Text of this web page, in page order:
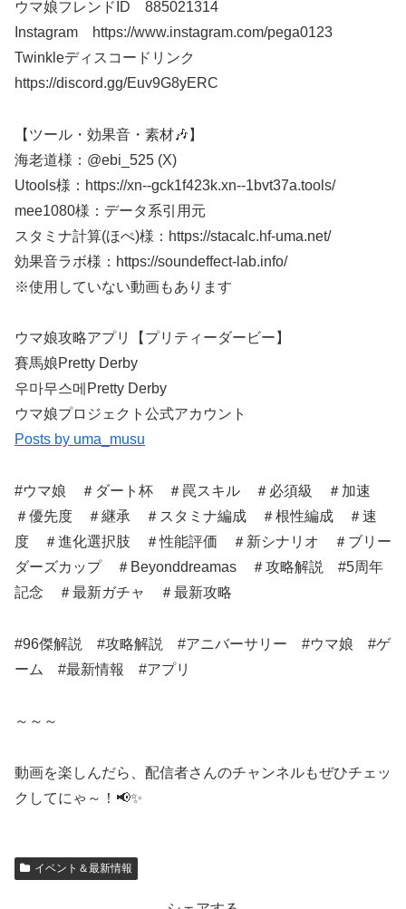
ウマ娘フレンドID 885021314
Instagram https://www.instagram.com/pega0123​​​
Twinkleディスコードリンク
https://discord.gg/Euv9G8yERC
【ツール・効果音・素材🎶】
海老道様：@ebi_525 (X)
Utools様：https://xn--gck1f423k.xn--1bvt37a.tools/
mee1080様：データ系引用元
スタミナ計算(ほぺ)様：https://stacalc.hf-uma.net/
効果音ラボ様：https://soundeffect-lab.info/​​​​
※使用していない動画もあります​​​​
ウマ娘攻略アプリ【プリティーダービー】
賽馬娘Pretty Derby
우마무스메Pretty Derby
ウマ娘プロジェクト公式アカウント
Posts by uma_musu
#ウマ娘 ＃ダート杯 ＃罠スキル ＃必須級 ＃加速
＃優先度 ＃継承 ＃スタミナ編成 ＃根性編成 ＃速
度 ＃進化選択肢 ＃性能評価 ＃新シナリオ ＃ブリー
ダーズカップ ＃Beyonddreamas ＃攻略解説 #5周年
記念 ＃最新ガチャ ＃最新攻略
#96傑解説 #攻略解説 #アニバーサリー #ウマ娘 #ゲ
ーム #最新情報 #アプリ
～～～
動画を楽しんだら、配信者さんのチャンネルもぜひチェッ
クしてにゃ～！📢✨
イベント＆最新情報